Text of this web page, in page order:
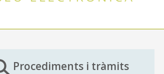
Procediments i tràmits